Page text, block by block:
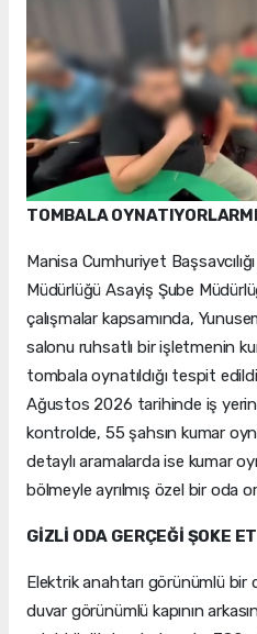
TOMBALA
Manisa Cumhuriyet
Müdürlüğü Asayiş Şube
çalışmalar kapsamında,
salonu ruhsatlı bir işletmenin
tombala oynatıldığı tespit
Ağustos 2026 tarihinde iş
kontrolde, 55 şahsın kumar
detaylı aramalarda ise kumar
bölmeyle ayrılmış özel bir oda
GİZLİ ODA GERÇEĞİ ŞOKE
Elektrik anahtarı görünümlü bir
duvar görünümlü kapının